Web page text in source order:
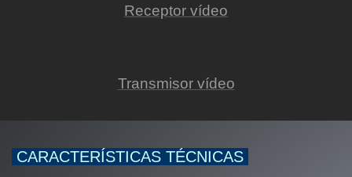
Receptor vídeo
Transmisor vídeo
CARACTERÍSTICAS TÉCNICAS